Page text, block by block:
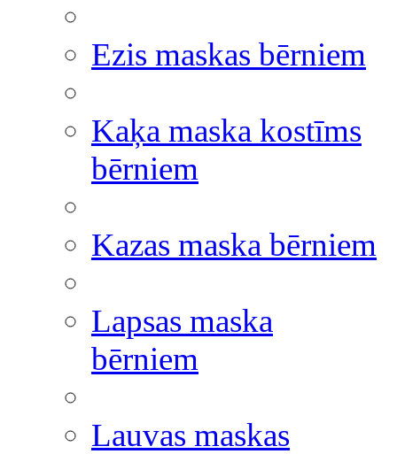
Ezis maskas bērniem
Kaķa maska kostīms
bērniem
Kazas maska bērniem
Lapsas maska
bērniem
Lauvas maskas